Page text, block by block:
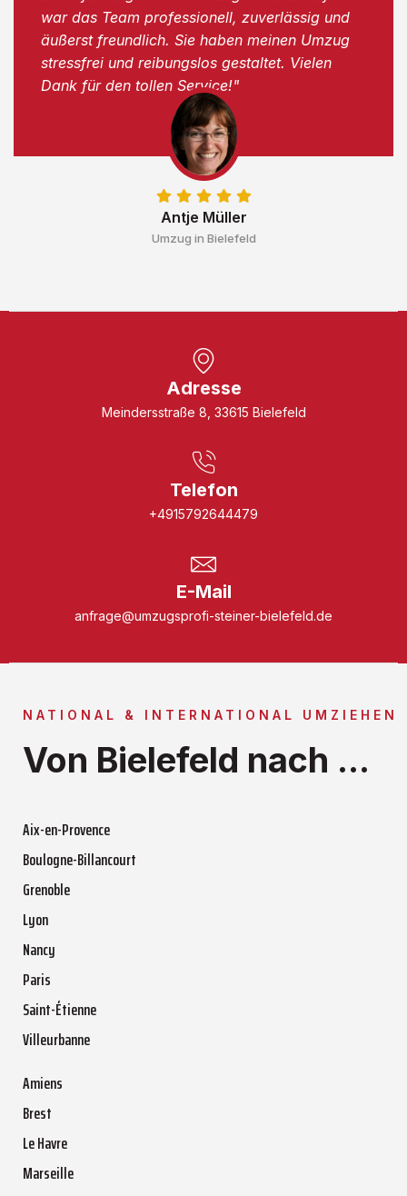
Antje Müller
Umzug in Bielefeld
war das Team professionell, zuverlässig und
äußerst freundlich. Sie haben meinen Umzug
stressfrei und reibungslos gestaltet. Vielen
Dank für den tollen Service!"
Adresse
Meindersstraße 8, 33615 Bielefeld
Telefon
+4915792644479
E-Mail
anfrage@umzugsprofi-steiner-bielefeld.de
NATIONAL & INTERNATIONAL UMZIEHEN
Von Bielefeld nach ...
Aix-en-Provence
Boulogne-Billancourt
Grenoble
Lyon
Nancy
Paris
Saint-Étienne
Villeurbanne
Amiens
Brest
Le Havre
Marseille